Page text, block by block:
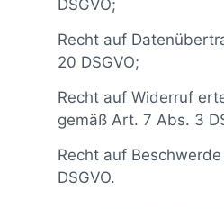
DSGVO;
Recht auf
20 DSGVO;
Recht auf Widerruf
gemäß Art. 7 Abs. 3
Recht auf
DSGVO.